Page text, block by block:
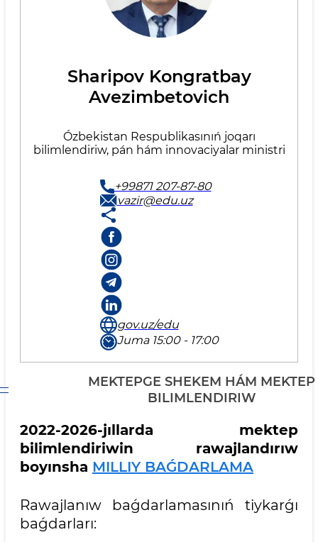
Sharipov Kongratbay
Avezimbetovich
Ózbekistan Respublikasınıń joqarı
bilimlendiriw, pán hám innovaciyalar ministri
+99871 207-87-80
vazir@edu.uz
gov.uz/edu
Juma 15:00 - 17:00
MEKTEPGE SHEKEM HÁM MEKTEP
BILIMLENDIRIW
2022-2026-jıllarda mektep
bilimlendiriwin rawajlandırıw
boyınsha MILLIY BAǴDARLAMA
Rawajlanıw baǵdarlamasınıń tiykarǵı
baǵdarları: